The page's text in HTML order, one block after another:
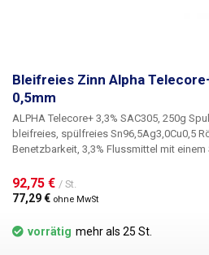
Bleifreies Zinn Alpha
0,5mm
ALPHA Telecore+ 3,3% SAC305, 250g
bleifreies, spülfreies Sn96,5Ag3,0Cu0,5
Benetzbarkeit, 3,3% Flussmittel mit
Haftung, die Verbindung erfolgt fast
Das Ergebnis ist ein perfektes Aussehen
anschließende Kontrolle ist einfach, da
vorhanden sind. Geeignet für alle
Bellcore-Spezifikation TR-NWT-000078
92,75 € / St.
77,29 € ohne MwSt
vorrätig mehr als 25 St.